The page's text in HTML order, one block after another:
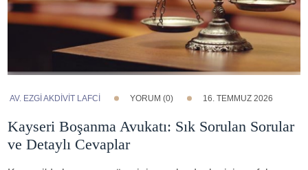
AV. EZGI AKDİVİT LAFCİ YORUM (0) 16. TEMMUZ 2026
Kayseri Boşanma Avukatı: Sık Sorulan Sorular
ve Detaylı Cevaplar